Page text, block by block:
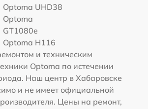
Optoma UHD38
Optoma
GT1080e
Optoma H116
и техническим
Optoma по истечении
Наш центр в Хабаровске
и не имеет официальной
Цены на ремонт,